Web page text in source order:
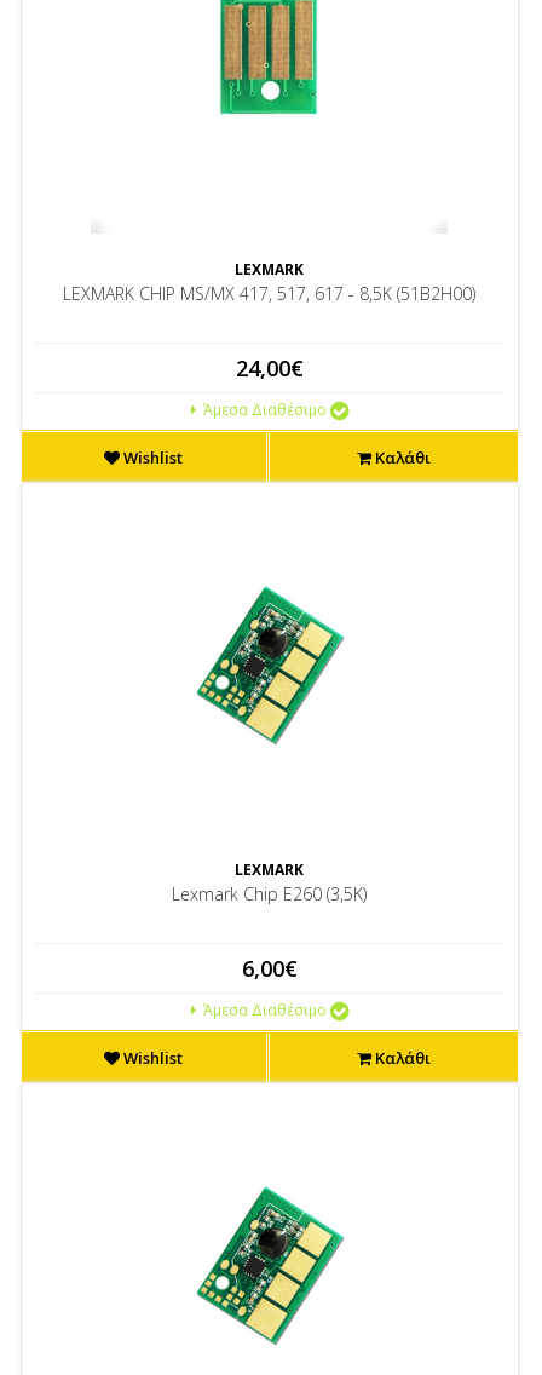
LEXMARK
LEXMARK CHIP MS/MX 417, 517, 617 - 8,5K (51B2H00)
24,00€
Άμεσα Διαθέσιμο
Wishlist Καλάθι
LEXMARK
Lexmark Chip E260 (3,5K)
6,00€
Άμεσα Διαθέσιμο
Wishlist Καλάθι